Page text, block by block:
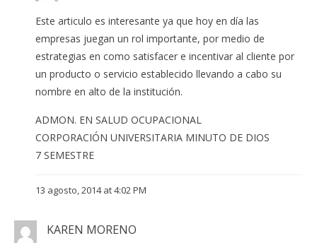
Este articulo es interesante ya que hoy en día las
empresas juegan un rol importante, por medio de
estrategias en como satisfacer e incentivar al cliente por
un producto o servicio establecido llevando a cabo su
nombre en alto de la institución.
ADMON. EN SALUD OCUPACIONAL
CORPORACIÓN UNIVERSITARIA MINUTO DE DIOS
7 SEMESTRE
13 agosto, 2014 at 4:02 PM
KAREN MORENO